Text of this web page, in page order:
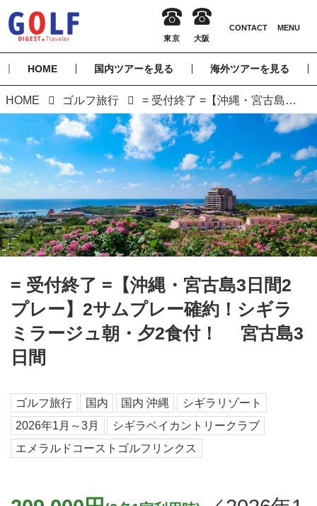
HOME 国内ツアーを見る 海外ツアーを見る
HOME ゴルフ旅行 = 受付終了 =【沖縄・宮古島3日間2プレー】2サムプレー確約！シギラミラージュ朝・夕2食付！ 宮古島3日間
= 受付終了 =【沖縄・宮古島3日間2
プレー】2サムプレー確約！シギラ
ミラージュ朝・夕2食付！ 宮古島3
日間
ゴルフ旅行 国内 国内 沖縄
シギラリゾート
2026年1月～3月
シギラベイカントリークラブ
エメラルドコーストゴルフリンクス